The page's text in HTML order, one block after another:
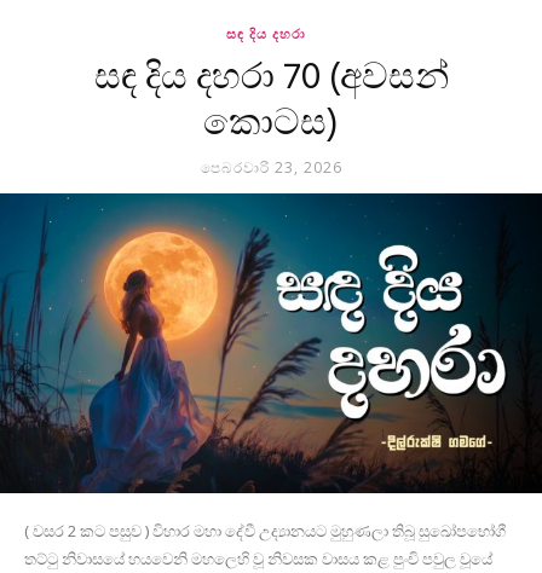
සඳ දිය දහරා
සඳ දිය දහරා 70 (අවසන්
කොටස)
පෙබරවාරි 23, 2026
( වසර 2 කට පසුව ) විහාර මහා දේවී උද්‍යානයට මුහුණලා තිබූ සුඛෝපභෝගී
තට්ටු නිවාසයේ හයවෙනි මහලෙහි වූ නිවසක වාසය කළ පුංචි පවුල වූයේ